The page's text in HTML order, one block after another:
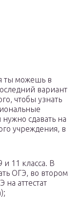
ты можешь в
вариант
чтобы узнать
сдавать на
учреждения, в
и 11 класса. В
ОГЭ, во втором
на аттестат